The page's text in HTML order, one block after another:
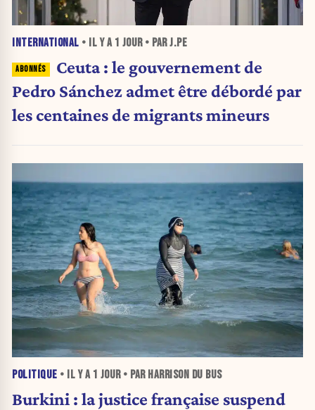
INTERNATIONAL • IL Y A 1 JOUR• PAR J.PE
Ceuta : le gouvernement de
Pedro Sánchez admet être débordé par
les centaines de migrants mineurs
POLITIQUE • IL Y A 1 JOUR• PAR HARRISON DU BUS
Burkini : la justice française suspend